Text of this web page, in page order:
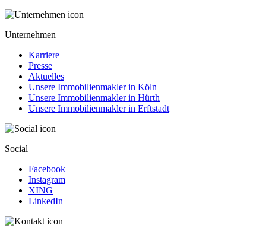
Unternehmen
Karriere
Presse
Aktuelles
Unsere Immobilienmakler in Köln
Unsere Immobilienmakler in Hürth
Unsere Immobilienmakler in Erftstadt
Social
Facebook
Instagram
XING
LinkedIn